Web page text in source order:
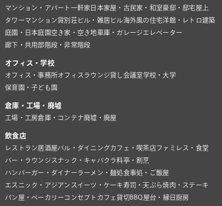
マンション・アパート 一軒家 日本家屋・古民家・和室豪邸・邸宅屋上
タワーマンション貸別荘ビル・雑居ビル海外風の住宅洋館・レトロ建築
庭園・日本庭園 空き家・空き地 車庫・ガレージ エレベーター
廊下・共用部 階段・非常階段
オフィス・学校
オフィス・事務所オフィスラウンジ貸し会議室学校・大学
保育園・子ども園
倉庫・工場・廃墟
工場・工房倉庫・コンテナ廃墟・廃屋
飲食店
レストラン居酒屋バル・ダイニングカフェ・喫茶店ファミレス・食堂
バー・ラウンジ スナック・キャバクラ料亭・割烹
ハンバーガー・ダイナーラーメン・麺処食事処・ご飯屋
エスニック・アジアン スイーツ・ケーキ寿司・天ぷら焼肉・ステーキ
パン屋・ベーカリー コンセプトカフェ貸切BBQ 屋台・縁日 厨房